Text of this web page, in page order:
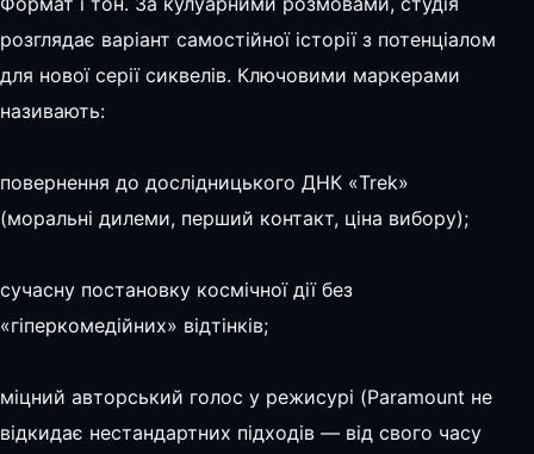
розглядає варіант самостійної історії з потенціалом
для нової серії сиквелів. Ключовими маркерами
називають:
повернення до дослідницького ДНК «Trek»
(моральні дилеми, перший контакт, ціна вибору);
сучасну постановку космічної дії без
«гіперкомедійних» відтінків;
міцний авторський голос у режисурі (Paramount не
відкидає нестандартних підходів — від свого часу